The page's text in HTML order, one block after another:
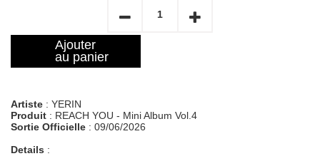
Ajouter
au panier
Artiste : YERIN
Produit : REACH YOU - Mini Album Vol.4
Sortie Officielle : 09/06/2026
Details :